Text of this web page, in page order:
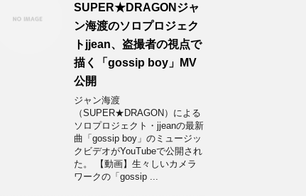
SUPER★DRAGONジャ
ン海渡のソロプロジェク
トjjean、盗撮者の視点で
描く「gossip boy」MV
公開
ジャン海渡
（SUPER★DRAGON）による
ソロプロジェクト・jjeanの最新
曲「gossip boy」のミュージッ
クビデオがYouTubeで公開され
た。 【動画】生々しいカメラ
ワークの「gossip ...